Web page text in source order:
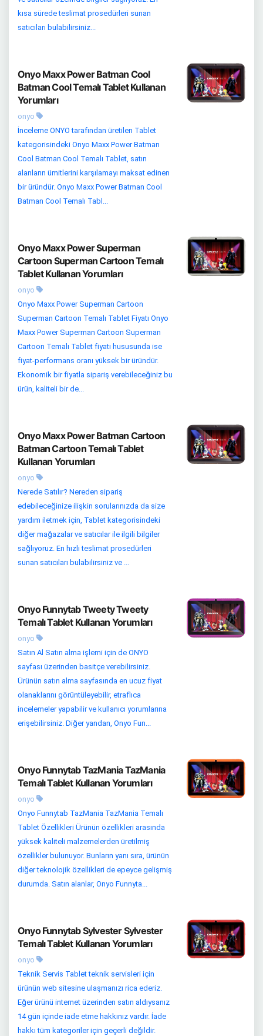
kısa sürede teslimat prosedürleri sunan
satıcıları bulabilirsiniz...
Onyo Maxx Power Batman Cool
Batman Cool Temalı Tablet Kullanan
Yorumları
onyo
İnceleme ONYO tarafından üretilen Tablet
kategorisindeki Onyo Maxx Power Batman
Cool Batman Cool Temalı Tablet, satın
alanların ümitlerini karşılamayı maksat edinen
bir üründür. Onyo Maxx Power Batman Cool
Batman Cool Temalı Tabl...
Onyo Maxx Power Superman
Cartoon Superman Cartoon Temalı
Tablet Kullanan Yorumları
onyo
Onyo Maxx Power Superman Cartoon
Superman Cartoon Temalı Tablet Fiyatı Onyo
Maxx Power Superman Cartoon Superman
Cartoon Temalı Tablet fiyatı hususunda ise
fiyat-performans oranı yüksek bir üründür.
Ekonomik bir fiyatla sipariş verebileceğiniz bu
ürün, kaliteli bir de...
Onyo Maxx Power Batman Cartoon
Batman Cartoon Temalı Tablet
Kullanan Yorumları
onyo
Nerede Satılır? Nereden sipariş
edebileceğinize ilişkin sorularınızda da size
yardım iletmek için, Tablet kategorisindeki
diğer mağazalar ve satıcılar ile ilgili bilgiler
sağlıyoruz. En hızlı teslimat prosedürleri
sunan satıcıları bulabilirsiniz ve ...
Onyo Funnytab Tweety Tweety
Temalı Tablet Kullanan Yorumları
onyo
Satın Al Satın alma işlemi için de ONYO
sayfası üzerinden basitçe verebilirsiniz.
Ürünün satın alma sayfasında en ucuz fiyat
olanaklarını görüntüleyebilir, etraflıca
incelemeler yapabilir ve kullanıcı yorumlarına
erişebilirsiniz. Diğer yandan, Onyo Fun...
Onyo Funnytab TazMania TazMania
Temalı Tablet Kullanan Yorumları
onyo
Onyo Funnytab TazMania TazMania Temalı
Tablet Özellikleri Ürünün özellikleri arasında
yüksek kaliteli malzemelerden üretilmiş
özellikler bulunuyor. Bunların yanı sıra, ürünün
diğer teknolojik özellikleri de epeyce gelişmiş
durumda. Satın alanlar, Onyo Funnyta...
Onyo Funnytab Sylvester Sylvester
Temalı Tablet Kullanan Yorumları
onyo
Teknik Servis Tablet teknik servisleri için
ürünün web sitesine ulaşmanızı rica ederiz.
Eğer ürünü internet üzerinden satın aldıysanız
14 gün içinde iade etme hakkınız vardır. İade
hakkı tüm kategoriler için geçerli değildir.